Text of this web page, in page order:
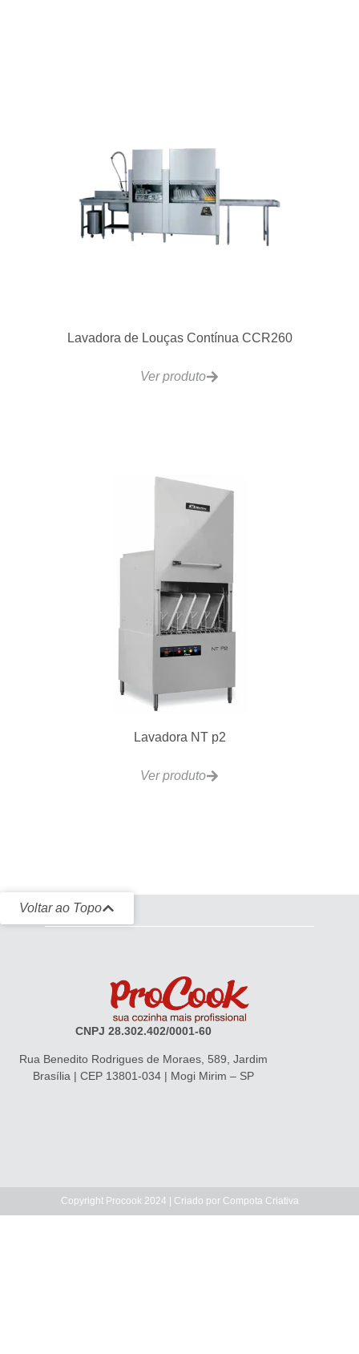
Lavadora de Louças Contínua CCR260
Ver produto
Lavadora NT p2
Ver produto
Voltar ao Topo
CNPJ 28.302.402/0001-60
Rua Benedito Rodrigues de Moraes, 589, Jardim
Brasília | CEP 13801-034 | Mogi Mirim – SP
Copyright Procook 2024 | Criado por Compota Criativa